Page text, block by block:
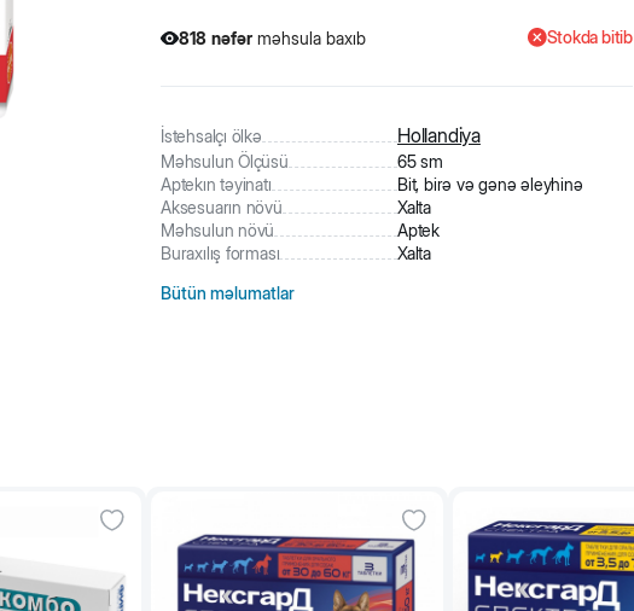
818 nəfər məhsula baxıb
Stokda bitib
İstehsalçı ölkə Hollandiya
Məhsulun Ölçüsü
65 sm
Aptekın təyinatı
Bit, birə və gənə əleyhinə
Aksesuarın növü
Xalta
Məhsulun növü
Aptek
Buraxılış forması
Xalta
Bütün məlumatlar